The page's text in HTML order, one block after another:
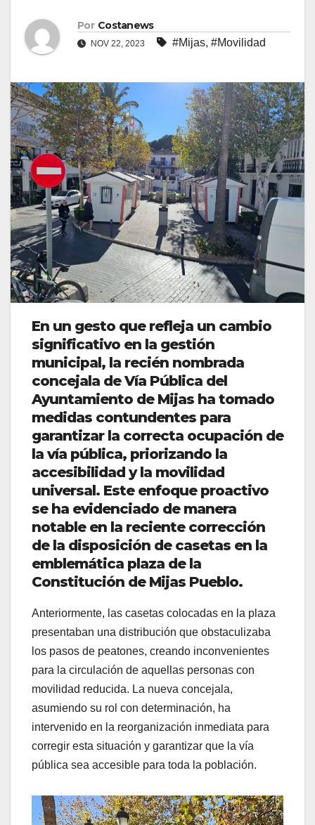
Por Costanews
NOV 22, 2023 #Mijas, #Movilidad
En un gesto que refleja un cambio
significativo en la gestión
municipal, la recién nombrada
concejala de Vía Pública del
Ayuntamiento de Mijas ha tomado
medidas contundentes para
garantizar la correcta ocupación de
la vía pública, priorizando la
accesibilidad y la movilidad
universal. Este enfoque proactivo
se ha evidenciado de manera
notable en la reciente corrección
de la disposición de casetas en la
emblemática plaza de la
Constitución de Mijas Pueblo.
Anteriormente, las casetas colocadas en la plaza
presentaban una distribución que obstaculizaba
los pasos de peatones, creando inconvenientes
para la circulación de aquellas personas con
movilidad reducida. La nueva concejala,
asumiendo su rol con determinación, ha
intervenido en la reorganización inmediata para
corregir esta situación y garantizar que la vía
pública sea accesible para toda la población.